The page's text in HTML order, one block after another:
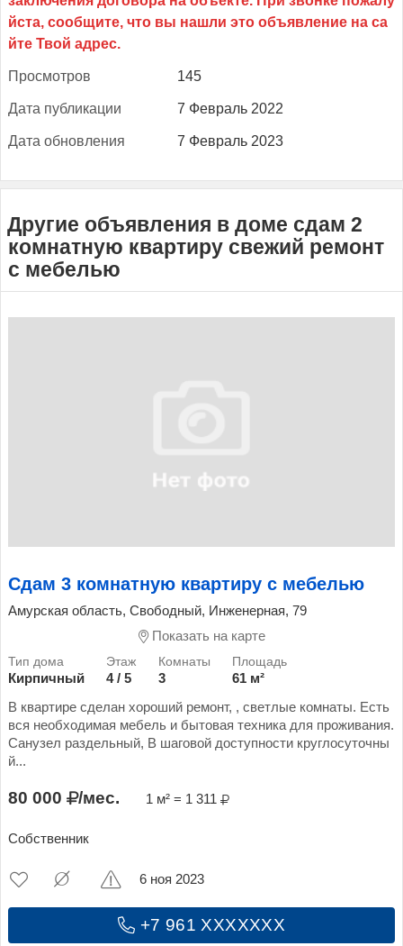
Прос­мотров 145
Да­та пуб­ли­кации 7 Февраль 2022
Да­та об­новле­ния 7 Февраль 2023
Другие объявления в доме сдам 2
комнатную квартиру свежий ремонт
с мебелью
Сдам 3 комнатную квартиру с мебелью
Амурская область, Свободный, Инженерная, 79
Показать на карте
Кирпичный 4 / 5 3
61 м²
В квартире сделан хороший ремонт, , светлые комнаты. Есть
вся необходимая мебель и бытовая техника для проживания.
Санузел раздельный, В шаговой доступности круглосуточны
й...
80 000 /мес. 1 м² = 1 311
Собственник
+7 961 XXXXXXX
6 ноя 2023